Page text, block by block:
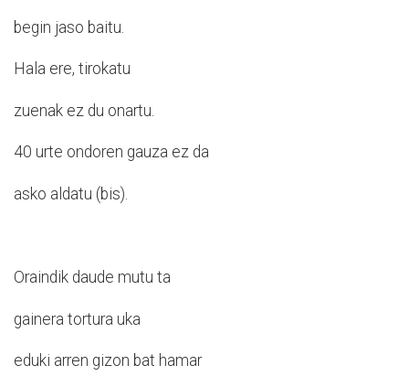
begin jaso baitu.
Hala ere, tirokatu
zuenak ez du onartu.
40 urte ondoren gauza ez da
asko aldatu (bis).
Oraindik daude mutu ta
gainera tortura uka
eduki arren gizon bat hamar